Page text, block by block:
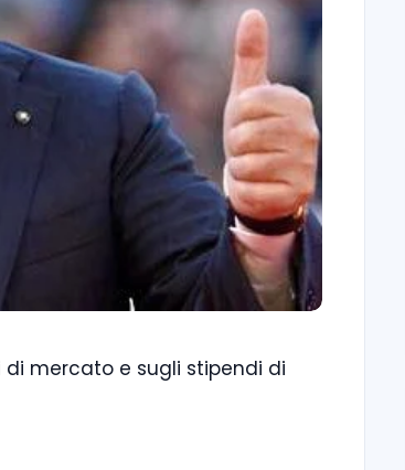
mercato e sugli stipendi di